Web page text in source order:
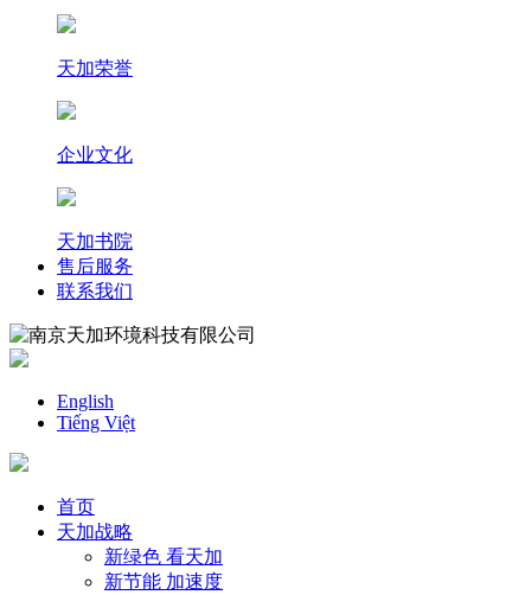
天加荣誉
企业文化
天加书院
售后服务
联系我们
English
Tiếng Việt
首页
天加战略
新绿色 看天加
新节能 加速度